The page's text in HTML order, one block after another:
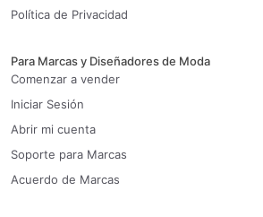
Política de Privacidad
Para Marcas y Diseñadores de Moda
Comenzar a vender
Iniciar Sesión
Abrir mi cuenta
Soporte para Marcas
Acuerdo de Marcas